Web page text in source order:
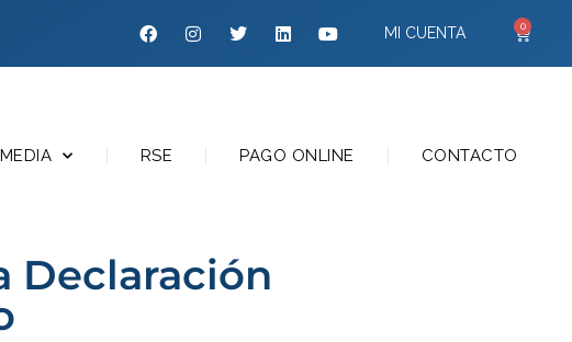
MI CUENTA 0
MEDIA RSE PAGO ONLINE CONTACTO
Declaración